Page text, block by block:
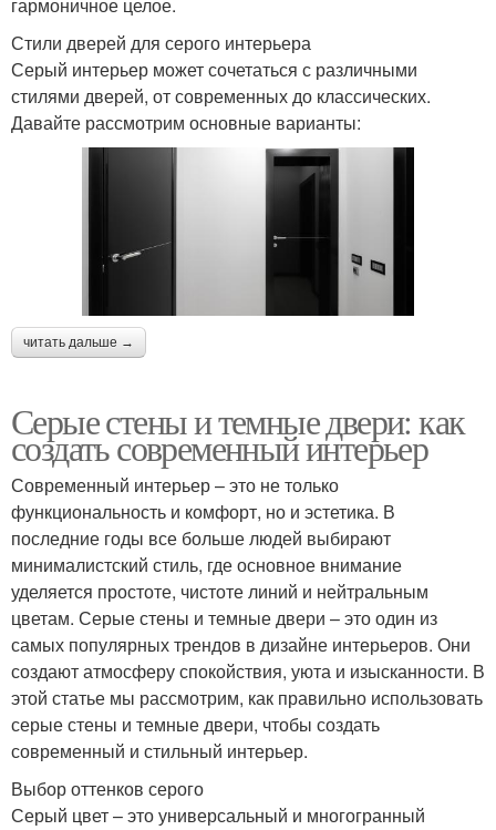
Стили дверей для серого интерьера
Серый интерьер может сочетаться с различными
стилями дверей, от современных до классических.
Давайте рассмотрим основные варианты:
читать дальше →
Серые стены и темные двери: как
создать современный интерьер
Современный интерьер – это не только
функциональность и комфорт, но и эстетика. В
последние годы все больше людей выбирают
минималистский стиль, где основное внимание
уделяется простоте, чистоте линий и нейтральным
цветам. Серые стены и темные двери – это один из
самых популярных трендов в дизайне интерьеров. Они
создают атмосферу спокойствия, уюта и изысканности. В
этой статье мы рассмотрим, как правильно использовать
серые стены и темные двери, чтобы создать
современный и стильный интерьер.
Выбор оттенков серого
Серый цвет – это универсальный и многогранный